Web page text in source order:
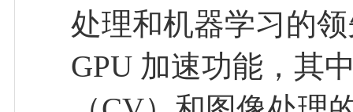
处理和机器学习的
GPU 加速功能，其